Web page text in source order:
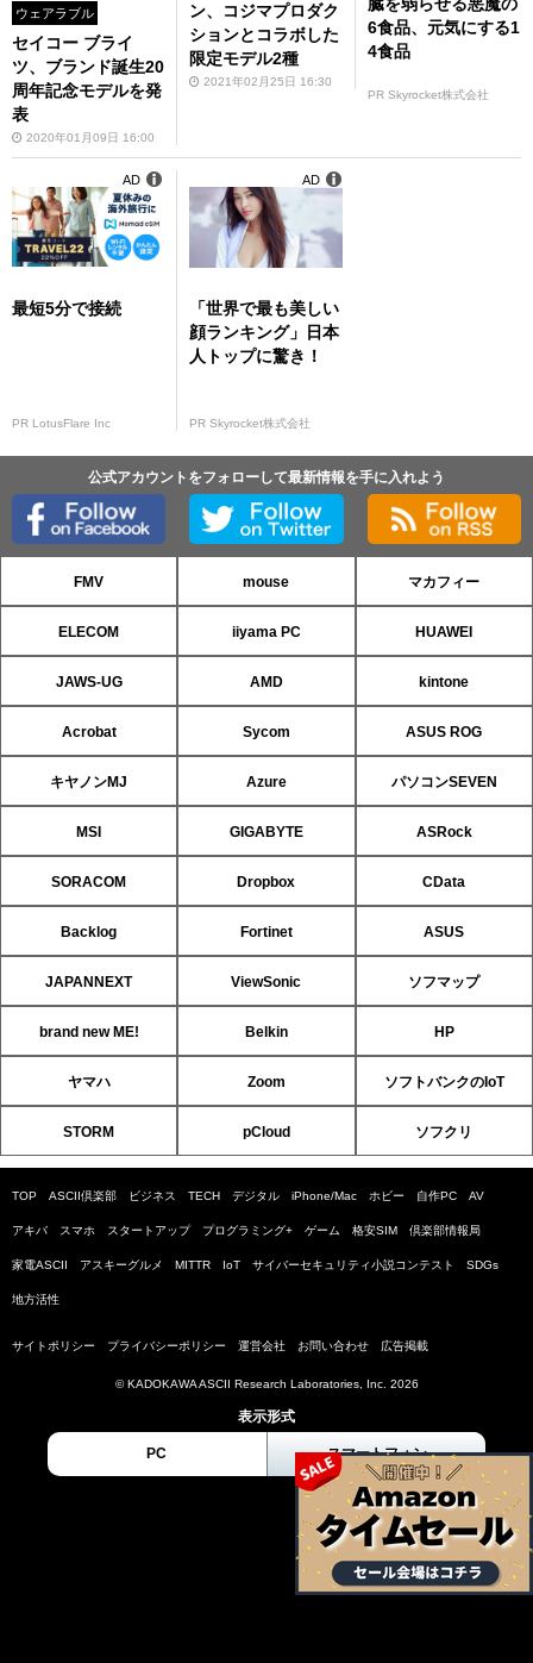
ウェアラブル
セイコー ブライ
ツ、ブランド誕生20
周年記念モデルを発
表
2020年01月09日 16:00
ン、コジマプロダク
ションとコラボした
限定モデル2種
2021年02月25日 16:30
6食品、元気にする1
4食品
PR Skyrocket株式会社
最短5分で接続
PR LotusFlare Inc
AD
「世界で最も美しい
顔ランキング」日本
人トップに驚き！
PR Skyrocket株式会社
AD
公式アカウントをフォローして最新情報を手に入れよう
FMV mouse マカフィー
ELECOM iiyama PC HUAWEI
JAWS-UG AMD kintone
Acrobat Sycom ASUS ROG
キヤノンMJ Azure パソコンSEVEN
MSI GIGABYTE ASRock
SORACOM Dropbox CData
Backlog Fortinet ASUS
JAPANNEXT ViewSonic ソフマップ
brand new ME! Belkin HP
ヤマハ Zoom ソフトバンクのIoT
STORM pCloud ソフクリ
TOP ASCII倶楽部 ビジネス TECH デジタル iPhone/Mac ホビー 自作PC AV
アキバ スマホ スタートアップ プログラミング+ ゲーム 格安SIM 倶楽部情報局
家電ASCII アスキーグルメ MITTR IoT サイバーセキュリティ小説コンテスト SDGs
地方活性
サイトポリシー プライバシーポリシー 運営会社 お問い合わせ 広告掲載
© KADOKAWA ASCII Research Laboratories, Inc. 2026
表示形式
PC スマートフォン